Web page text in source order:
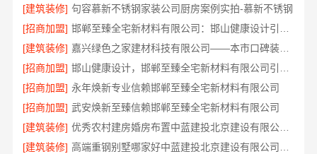
[建筑装修] 句容慕新不锈钢家装公司厨房案例实拍-慕新不锈钢
[招商加盟]
[建筑装修]
嘉兴绿色之家建材科技有限公司——本市口碑装修服务实惠优选
[招商加盟]
[招商加盟] 永年焕新专业信赖邯郸至臻全宅新材料有限公司
[招商加盟] 武安焕新至臻信赖邯郸至臻全宅新材料有限公司
[建筑装修]
优秀农村建房婚房布置中蓝建投北京建设有限公司四川
[建筑装修]